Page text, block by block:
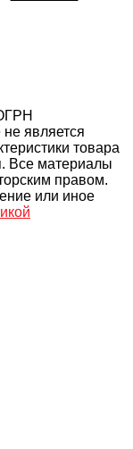
является
товара
Все материалы
правом.
или иное